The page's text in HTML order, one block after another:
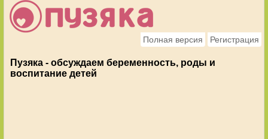
Полная версия Регистрация
Пузяка - обсуждаем беременность, роды и
воспитание детей